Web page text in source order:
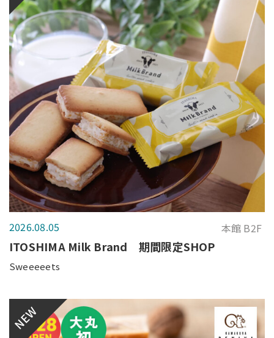
2026.08.05 本館 B2F
ITOSHIMA Milk Brand 期間限定SHOP
Sweeeeets
NEW